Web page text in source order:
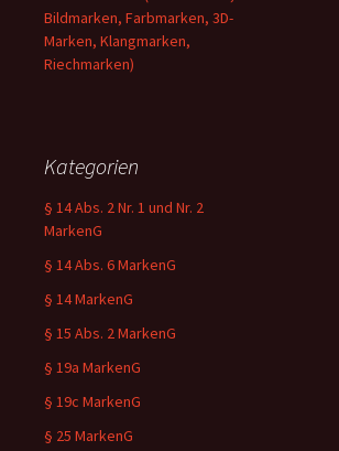
Bildmarken, Farbmarken, 3D-
Marken, Klangmarken,
Riechmarken)
Kategorien
§ 14 Abs. 2 Nr. 1 und Nr. 2
MarkenG
§ 14 Abs. 6 MarkenG
§ 14 MarkenG
§ 15 Abs. 2 MarkenG
§ 19a MarkenG
§ 19c MarkenG
§ 25 MarkenG